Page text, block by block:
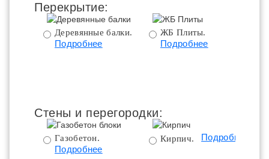
Перекрытие:
Деревянные балки.
Подробнее
ЖБ Плиты.
Подробнее
Стены и перегородки:
Газобетон.
Подробнее
Кирпич. Подробнее